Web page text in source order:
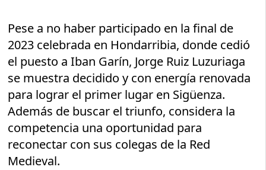
Pese a no haber participado en la final de
2023 celebrada en Hondarribia, donde cedió
el puesto a Iban Garín, Jorge Ruiz Luzuriaga
se muestra decidido y con energía renovada
para lograr el primer lugar en Sigüenza.
Además de buscar el triunfo, considera la
competencia una oportunidad para
reconectar con sus colegas de la Red
Medieval.